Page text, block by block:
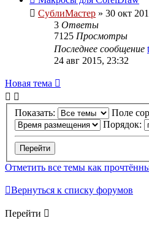
СублиМастер » 30 окт
3 Ответы
7125 Просмотры
Последнее сообщение
24 авг 2015, 23:32
Новая тема
Показать:
Поле
Порядок:
Отметить все темы как
Вернуться к списку форумов
Перейти